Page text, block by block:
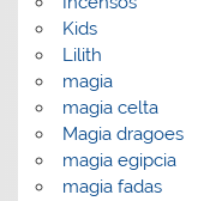
Kids
Lilith
magia
magia celta
Magia dragoes
magia egipcia
magia fadas